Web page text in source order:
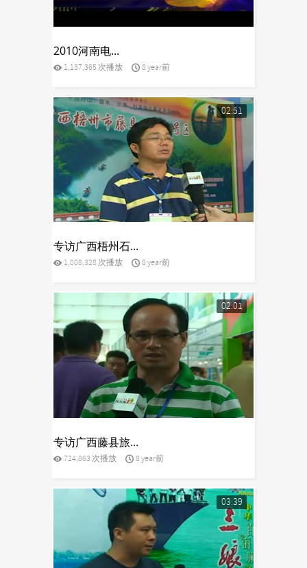
2010河南电...
1,137,365 次播放 8 year前
02:51
专访广西梧州石...
1,008,328 次播放 8 year前
02:01
专访广西藤县旅...
724,863 次播放 8 year前
03:39